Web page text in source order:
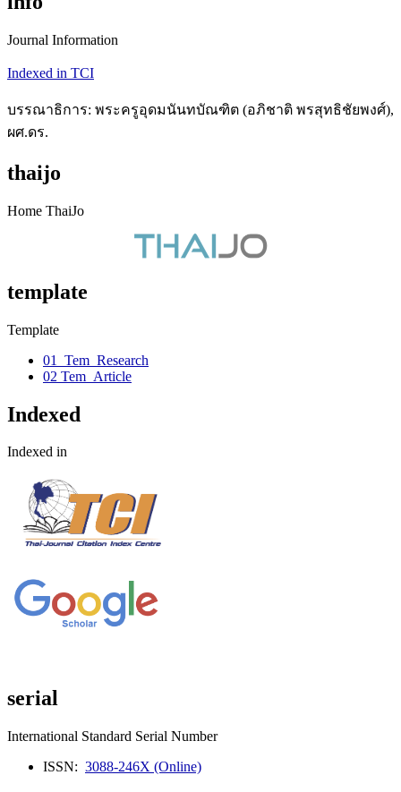
Journal Information
Indexed in TCI
บรรณาธิการ: พระครูอุดมนันทบัณฑิต (อภิชาติ พรสุทธิชัยพงศ์),
ผศ.ดร.
thaijo
Home ThaiJo
template
Template
01_Tem_Research
02 Tem_Article
Indexed
Indexed in
serial
International Standard Serial Number
ISSN: 3088-246X (Online)